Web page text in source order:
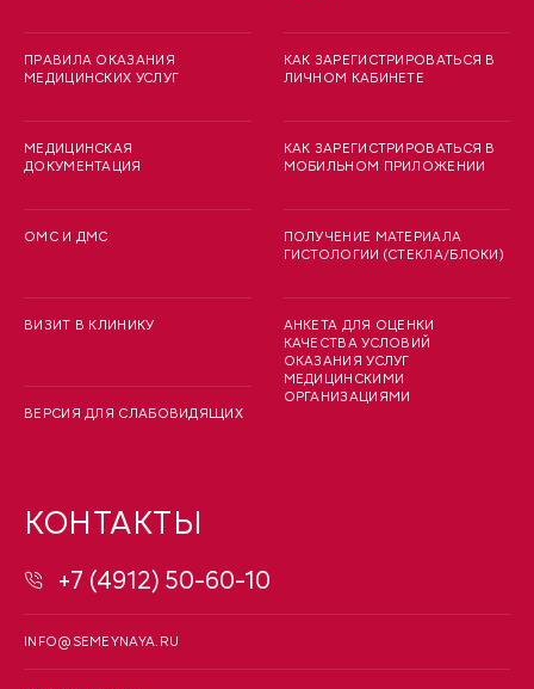
ПРАВИЛА ОКАЗАНИЯ
МЕДИЦИНСКИХ УСЛУГ
МЕДИЦИНСКАЯ
ДОКУМЕНТАЦИЯ
ОМС И ДМС
ВИЗИТ В КЛИНИКУ
ВЕРСИЯ ДЛЯ СЛАБОВИДЯЩИХ
КАК ЗАРЕГИСТРИРОВАТЬСЯ В
ЛИЧНОМ КАБИНЕТЕ
КАК ЗАРЕГИСТРИРОВАТЬСЯ В
МОБИЛЬНОМ ПРИЛОЖЕНИИ
ПОЛУЧЕНИЕ МАТЕРИАЛА
ГИСТОЛОГИИ (СТЕКЛА/БЛОКИ)
АНКЕТА ДЛЯ ОЦЕНКИ
КАЧЕСТВА УСЛОВИЙ
ОКАЗАНИЯ УСЛУГ
МЕДИЦИНСКИМИ
ОРГАНИЗАЦИЯМИ
КОНТАКТЫ
+7 (4912) 50-60-10
INFO@SEMEYNAYA.RU